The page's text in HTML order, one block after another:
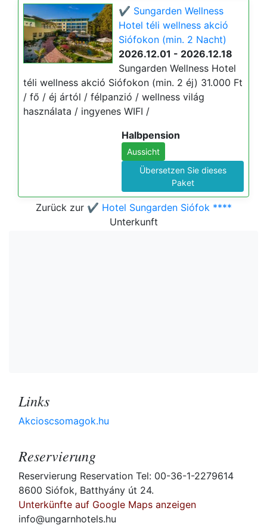
✔️ Sungarden Wellness
Hotel téli wellness akció
Siófokon (min. 2 Nacht)
2026.12.01 - 2026.12.18
Sungarden Wellness Hotel
téli wellness akció Siófokon (min. 2 éj) 31.000 Ft
/ fő / éj ártól / félpanzió / wellness világ
használata / ingyenes WIFI /
Halbpension
Aussicht
Übersetzen Sie dieses
Paket
Zurück zur ✔️ Hotel Sungarden Siófok ****
Unterkunft
Links
Akcioscsomagok.hu
Reservierung
Reservierung Reservation Tel: 00-36-1-2279614
8600 Siófok, Batthyány út 24.
Unterkünfte auf Google Maps anzeigen
info@ungarnhotels.hu